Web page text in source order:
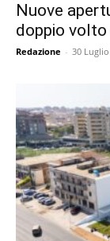
Nuove
doppio
Redazione - 30